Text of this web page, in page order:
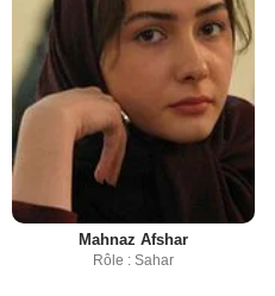
Mahnaz Afshar
Rôle : Sahar